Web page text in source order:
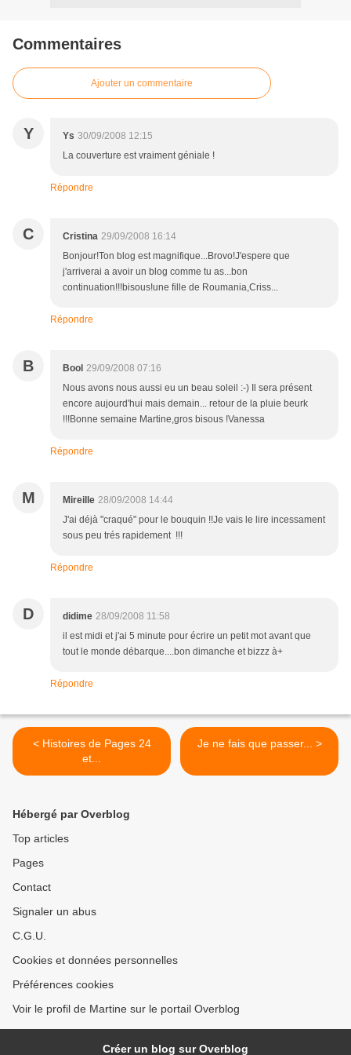
Commentaires
Ajouter un commentaire
Y Ys 30/09/2008 12:15
La couverture est vraiment géniale !
Répondre
C Cristina 29/09/2008 16:14
Bonjour!Ton blog est magnifique...Brovo!J'espere que
j'arriverai a avoir un blog comme tu as...bon
continuation!!!bisous!une fille de Roumania,Criss...
Répondre
B Bool 29/09/2008 07:16
Nous avons nous aussi eu un beau soleil :-) Il sera présent
encore aujourd'hui mais demain... retour de la pluie beurk
!!!Bonne semaine Martine,gros bisous !Vanessa
Répondre
M Mireille 28/09/2008 14:44
J'ai déjà "craqué" pour le bouquin !!Je vais le lire incessament
sous peu trés rapidement !!!
Répondre
D didime 28/09/2008 11:58
il est midi et j'ai 5 minute pour écrire un petit mot avant que
tout le monde débarque....bon dimanche et bizzz à+
Répondre
< Histoires de Pages 24
et...
Je ne fais que passer... >
Hébergé par Overblog
Top articles
Pages
Contact
Signaler un abus
C.G.U.
Cookies et données personnelles
Préférences cookies
Voir le profil de Martine sur le portail Overblog
Créer un blog sur Overblog